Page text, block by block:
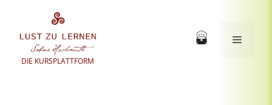
springen
DIE KURSPLATTFORM
Menü